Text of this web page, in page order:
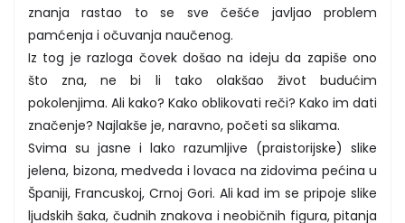
znanja rastao to se sve češće javljao problem
pamćenja i očuvanja naučenog.
Iz tog je razloga čovek došao na ideju da zapiše ono
što zna, ne bi li tako olakšao život budućim
pokolenjima. Ali kako? Kako oblikovati reči? Kako im dati
značenje? Najlakše je, naravno, početi sa slikama.
Svima su jasne i lako razumljive (praistorijske) slike
jelena, bizona, medveda i lovaca na zidovima pećina u
Španiji, Francuskoj, Crnoj Gori. Ali kad im se pripoje slike
ljudskih šaka, čudnih znakova i neobičnih figura, pitanja